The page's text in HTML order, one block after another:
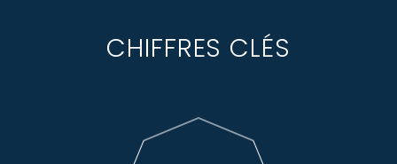
CHIFFRES CLÉS